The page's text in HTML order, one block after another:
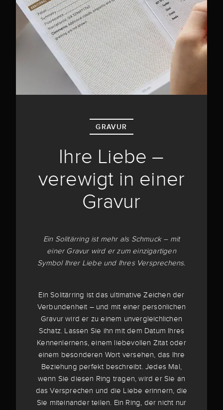
GRAVUR
Ihre Liebe –
verewigt in einer
Gravur
Ein Solitärring ist mehr als Schmuck – mit
einer Gravur wird er zum einzigartigen
Symbol Ihrer Liebe und Ihres Versprechens.
Ein Solitärring ist das ultimative Zeichen der
Verbundenheit – und mit einer persönlichen
Gravur wird er zu einem unvergleichlichen
Schatz. Lassen Sie ihn mit dem Datum Ihres
Kennenlernens, einem liebevollen Zitat oder
einem besonderen Wort versehen, das Ihre
Beziehung perfekt beschreibt. Jedes Mal,
wenn Sie diesen Ring tragen, wird er Sie an
das Versprechen und die Liebe erinnern, die
Sie miteinander teilen. Ein Ring, der nicht nur